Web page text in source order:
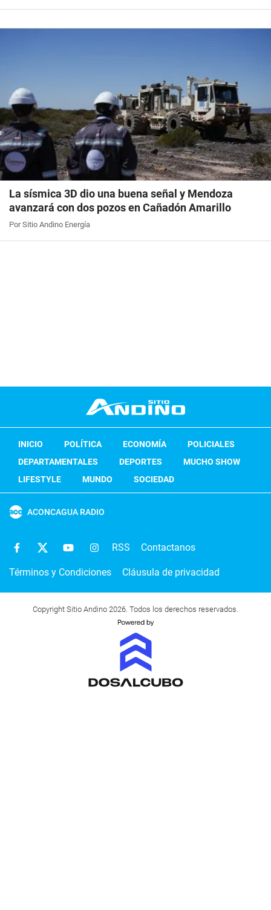
La sísmica 3D dio una buena señal y Mendoza
avanzará con dos pozos en Cañadón Amarillo
Por Sitio Andino Energía
INICIO POLÍTICA ECONOMÍA
POLICIALES
DEPARTAMENTALES
DEPORTES
MUCHO SHOW
LIFESTYLE
MUNDO SOCIEDAD
ACONCAGUA RADIO
RSS Contactanos
Términos y Condiciones Cláusula de privacidad
Copyright Sitio Andino 2026. Todos los derechos reservados.